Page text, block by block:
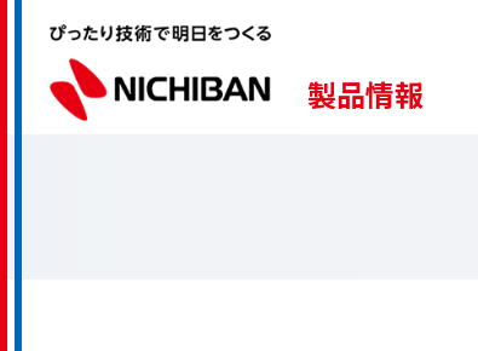
製品情報